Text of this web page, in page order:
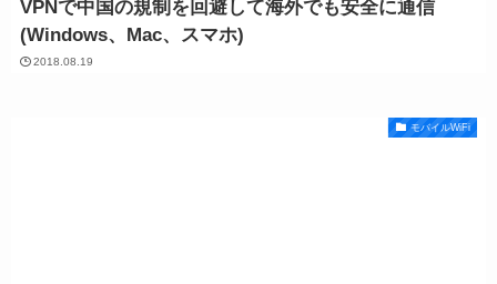
VPNで中国の規制を回避して海外でも安全に通信
(Windows、Mac、スマホ)
2018.08.19
モバイルWiFi